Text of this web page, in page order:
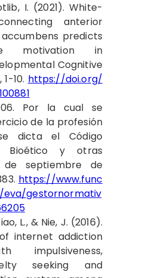
I. (2021). White-
anterior
predicts
motivation in
Cognitive
10. https://doi.org/
Por la cual se
de la profesión
dicta el Código
Bioético y otras
de septiembre de
https://www.func
eva/gestornormativ
L., & Nie, J. (2016).
internet addiction
impulsiveness,
seeking and